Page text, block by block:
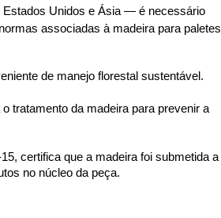
Unidos e Ásia — é necessário
associadas à madeira para paletes
de manejo florestal sustentável.
tratamento da madeira para prevenir a
certifica que a madeira foi submetida a
no núcleo da peça.